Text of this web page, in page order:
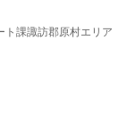
ト課諏訪郡原村エリア